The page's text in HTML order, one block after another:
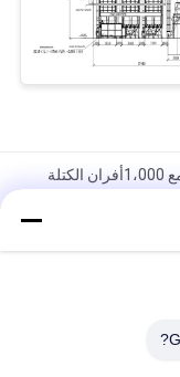
105 طن في السعة المجموعة مجفف الحبوب مع 1،000أفران الكتلة
90 طناً لكل دفعة مع أنظمة تجفيف